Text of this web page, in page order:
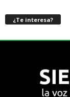
¿Te interesa?